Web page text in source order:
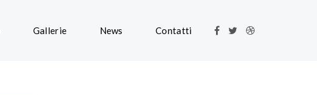
Gallerie News Contatti